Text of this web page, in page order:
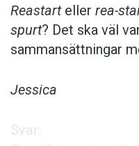
Krönikor
Språkfrågor
Bokrecensioner
Reastarteller rea-
spurt? Det ska väl
sammansättningar
Jessica